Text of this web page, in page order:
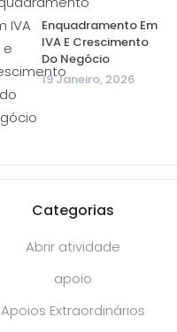
Enquadramento Em
IVA E Crescimento
Do Negócio
19 Janeiro, 2026
Categorias
Abrir atividade
apoio
Apoios Extraordinários